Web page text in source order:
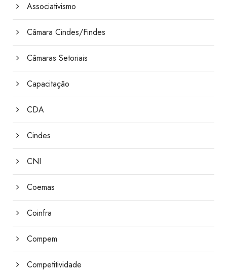
Associativismo
Câmara Cindes/Findes
Câmaras Setoriais
Capacitação
CDA
Cindes
CNI
Coemas
Coinfra
Compem
Competitividade